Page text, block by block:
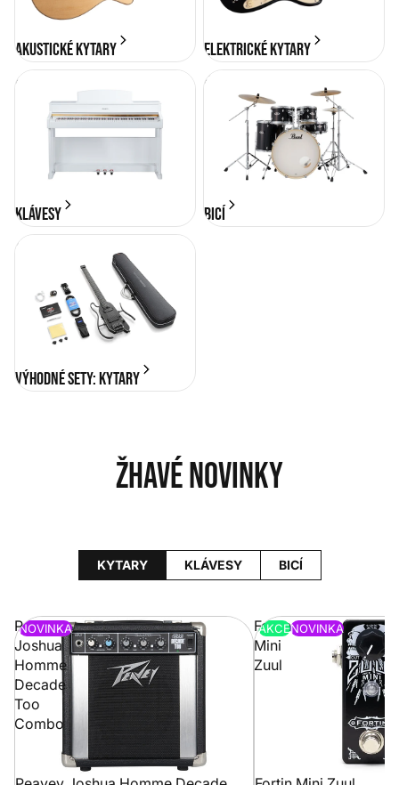
Akustické kytary Elektrické kytary
KLÁVESY
KLÁVESY
BICÍ
BICÍ
Výhodné sety: Kytary
Výhodné sety: Kytary
Žhavé novinky
KYTARY KLÁVESY BICÍ
Peavey
Joshua
Homme
Decade
Too
Combo
NOVINKA
Fortin
Mini
Zuul
AKCENOVINKA